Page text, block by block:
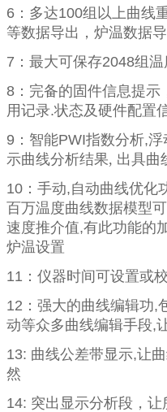
6 ：多达100组以上曲线
等数据导出，炉温数据
7 ：最大可保存2048组温
8 ：完备的固件信息提
用记录.状态及硬件配置
9 ：智能PWI指数分析,浮
示曲线分析结果, 出具曲
10 ：手动,自动曲线优化
百万温度曲线数据模型
速度推介值,有此功能的
炉温设置
11 ：仪器时间可设置或
12 ：强大的曲线编辑功,
动等众多曲线编辑手段,
13: 曲线公差带显示,让
然
14: 突出显示分析段，让